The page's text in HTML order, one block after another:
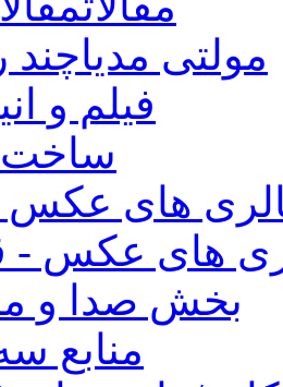
مولتی مدیاچند
فیلم و
های عکس
های عکس -
بخش صدا و
منابع